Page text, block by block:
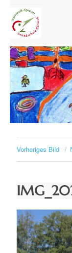
Vorheriges Bild